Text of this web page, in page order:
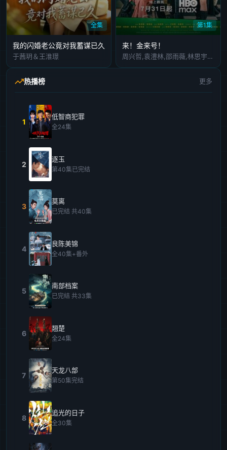
全集
我的闪婚老公竟对我蓄谋已久
于茜玥＆王淮璟
第1集
来！金来号！
周兴哲,袁澧林,邵雨薇,林思宇,黄冠智,王识贤,林敬伦,吴思贤,叶子绮
热播榜 更多
1
低智商犯罪
全24集
2
逐玉
第40集已完结
3
莫离
已完结 共40集
4
良陈美锦
全40集+番外
5
南部档案
已完结 共33集
6
翘楚
全24集
7
天龙八部
第50集完结
8
追光的日子
全30集